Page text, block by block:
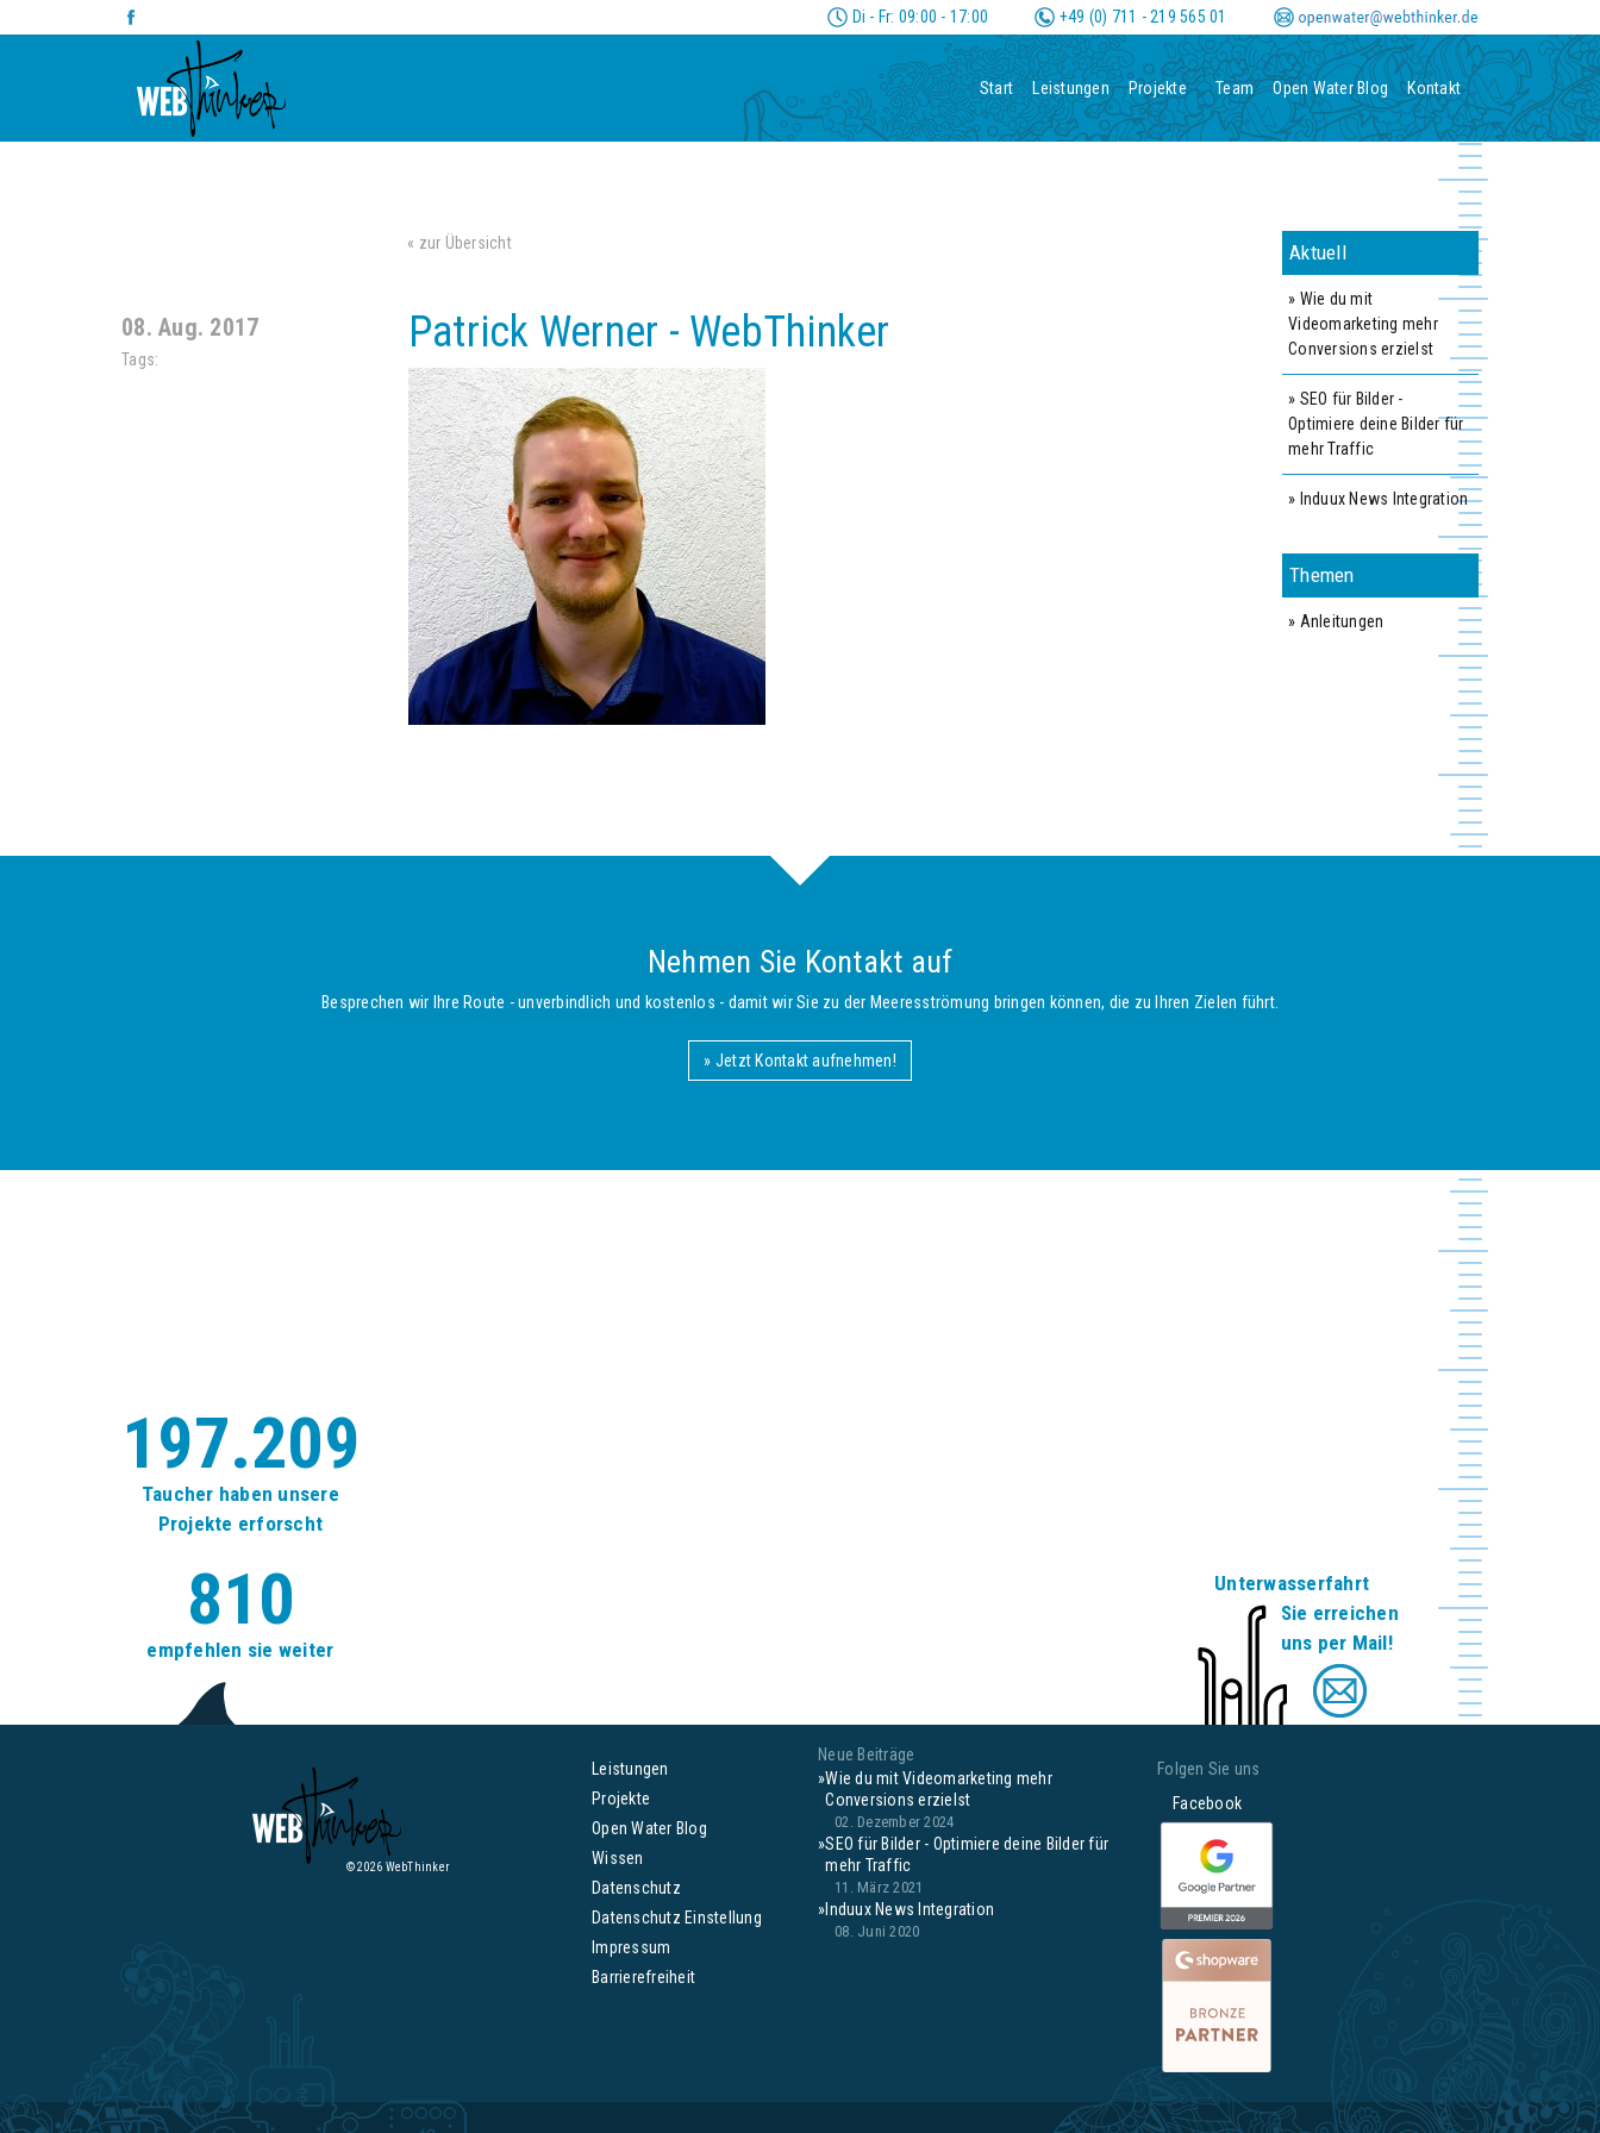
+49 (0) 711 - 219 565 01
Di - Fr: 09:00 - 17:00
Start Leistungen Projekte Team Open Water Blog Kontakt
« zur Übersicht
08. Aug. 2017
Tags:
Patrick Werner - WebThinker
Aktuell
» Wie du mit
Videomarketing mehr
Conversions erzielst
» SEO für Bilder -
Optimiere deine Bilder für
mehr Traffic
» Induux News Integration
Themen
» Anleitungen
Nehmen Sie Kontakt auf
Besprechen wir Ihre Route - unverbindlich und kostenlos - damit wir Sie zu der Meeresströmung bringen können, die zu Ihren Zielen führt.
» Jetzt Kontakt aufnehmen!
197.209
Taucher haben unsere
Projekte erforscht
810
empfehlen sie weiter
Unterwasserfahrt
Sie erreichen
uns per Mail!
© 2026 WebThinker
Leistungen
Projekte
Open Water Blog
Wissen
Datenschutz
Datenschutz Einstellung
Impressum
Barrierefreiheit
Neue Beiträge
Wie du mit Videomarketing mehr
Conversions erzielst
02. Dezember 2024
SEO für Bilder - Optimiere deine Bilder für
mehr Traffic
11. März 2021
Induux News Integration
08. Juni 2020
Folgen Sie uns
Facebook